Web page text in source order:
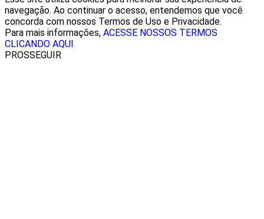
navegação. Ao continuar o acesso, entendemos que você
concorda com nossos Termos de Uso e Privacidade.
Para mais informações, ACESSE NOSSOS TERMOS
CLICANDO AQUI
PROSSEGUIR